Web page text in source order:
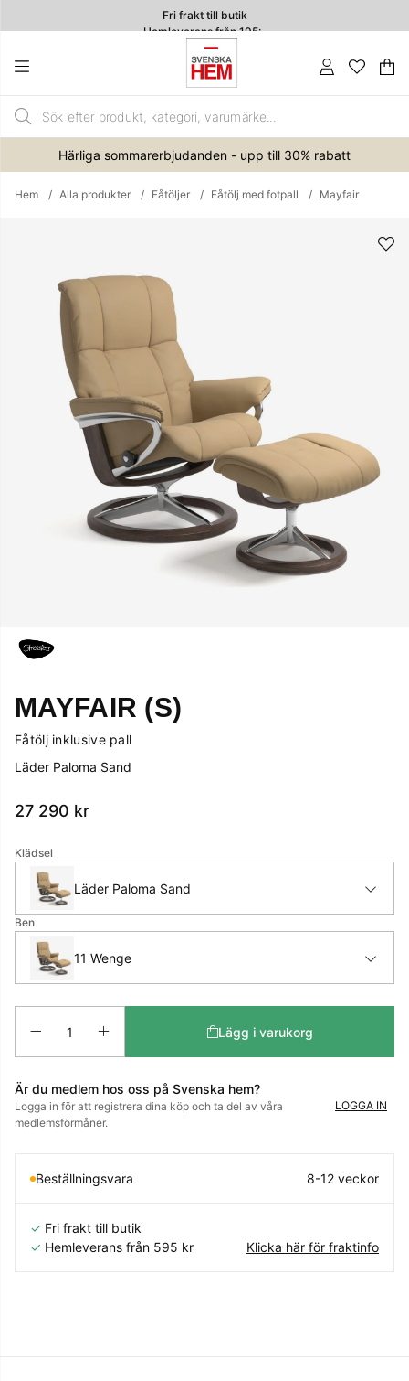
Fri frakt till butik
Hemleverans från 195:-
.
Härliga sommarerbjudanden - upp till 30% rabatt
Hem Alla produkter Fåtöljer Fåtölj med fotpall Mayfair
MAYFAIR (S)
Fåtölj inklusive pall
Läder Paloma Sand
27 290 kr
Klädsel
Läder Paloma Sand
Ben
11 Wenge
Lägg i varukorg
Är du medlem hos oss på Svenska hem?
Logga in för att registrera dina köp och ta del av våra
medlemsförmåner.
LOGGA IN
Beställningsvara 8-12 veckor
✓ Fri frakt till butik
✓ Hemleverans från 595 kr Klicka här för fraktinfo